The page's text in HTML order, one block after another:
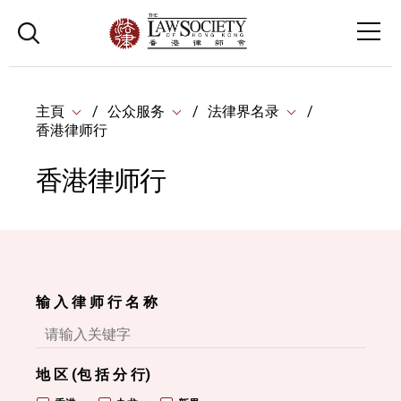
主頁 公众服务
法律界名录
香港律师行
香港律师行
输 入 律 师 行 名 称
地 区 (包 括 分 行)